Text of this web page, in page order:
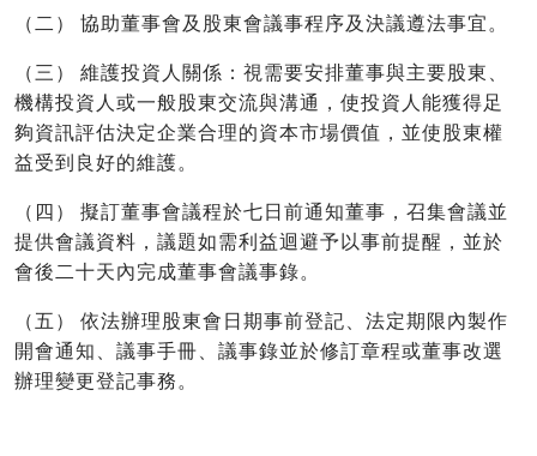
（二） 協助董事會及股東會議事程序及決議遵法事宜。
（三） 維護投資人關係：視需要安排董事與主要股東、
機構投資人或一般股東交流與溝通，使投資人能獲得足
夠資訊評估決定企業合理的資本市場價值，並使股東權
益受到良好的維護。
（四） 擬訂董事會議程於七日前通知董事，召集會議並
提供會議資料，議題如需利益迴避予以事前提醒，並於
會後二十天內完成董事會議事錄。
（五） 依法辦理股東會日期事前登記、法定期限內製作
開會通知、議事手冊、議事錄並於修訂章程或董事改選
辦理變更登記事務。